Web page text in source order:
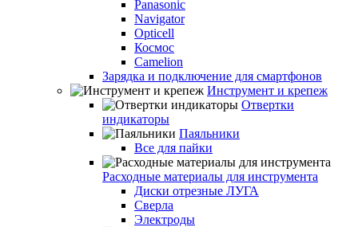
Panasonic
Navigator
Opticell
Космос
Camelion
Зарядка и подключение для смартфонов
Инструмент и крепеж
Отвертки
индикаторы
Паяльники
Все для пайки
Расходные материалы для инструмента
Диски отрезные ЛУГА
Сверла
Электроды